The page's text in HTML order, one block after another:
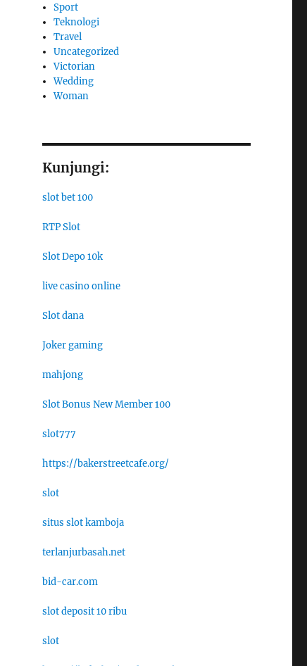
Sport
Teknologi
Travel
Uncategorized
Victorian
Wedding
Woman
Kunjungi:
slot bet 100
RTP Slot
Slot Depo 10k
live casino online
Slot dana
Joker gaming
mahjong
Slot Bonus New Member 100
slot777
https://bakerstreetcafe.org/
slot
situs slot kamboja
terlanjurbasah.net
bid-car.com
slot deposit 10 ribu
slot